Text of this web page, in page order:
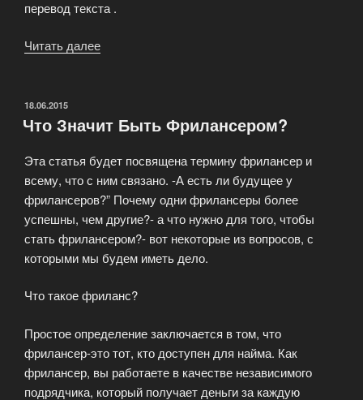
перевод текста .
Читать далее
такое
ОПУБЛИКОВАНО
18.06.2015
Что Значит Быть Фрилансером?
Эта статья будет посвящена термину фрилансер и
всему, что с ним связано. -А есть ли будущее у
фрилансеров?” Почему одни фрилансеры более
успешны, чем другие?- а что нужно для того, чтобы
стать фрилансером?- вот некоторые из вопросов, с
которыми мы будем иметь дело.
Что такое фриланс?
Простое определение заключается в том, что
фрилансер-это тот, кто доступен для найма. Как
фрилансер, вы работаете в качестве независимого
подрядчика, который получает деньги за каждую